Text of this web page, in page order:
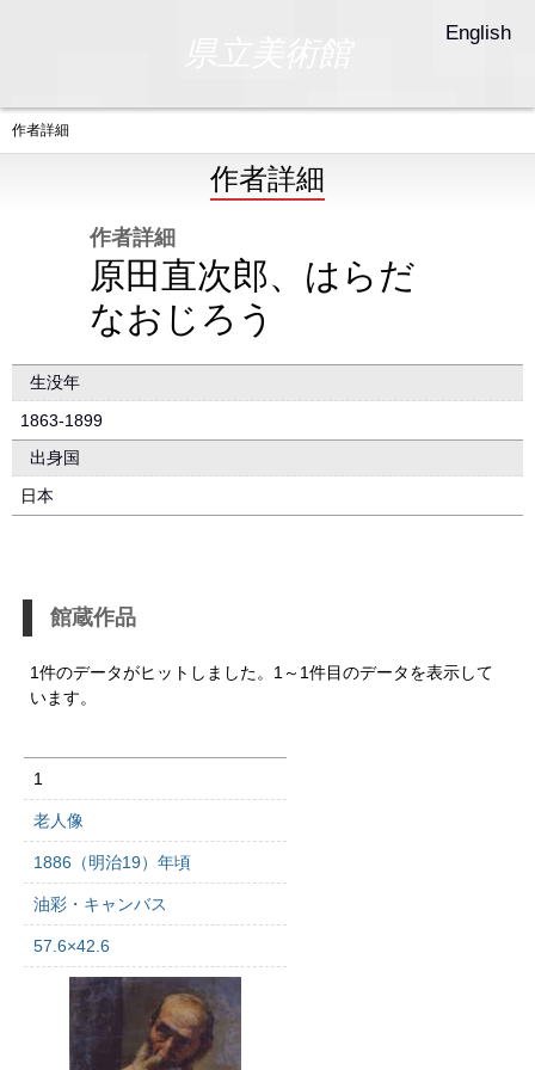
English
作者詳細
作者詳細
作者詳細
原田直次郎、はらだ
なおじろう
生没年
1863-1899
出身国
日本
館蔵作品
1件のデータがヒットしました。1～1件目のデータを表示して
います。
1
老人像
1886（明治19）年頃
油彩・キャンバス
57.6×42.6